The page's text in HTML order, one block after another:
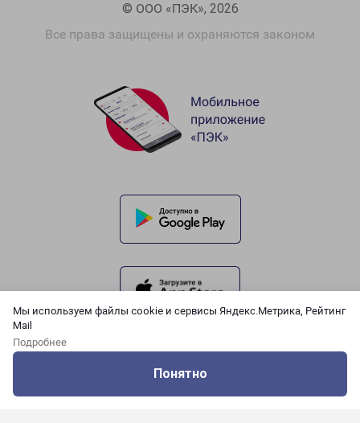
Мы используем файлы cookie и сервисы Яндекс.Метрика, Рейтинг
Mail
Подробнее
Понятно
© ООО «ПЭК», 2026
Все права защищены и охраняются законом